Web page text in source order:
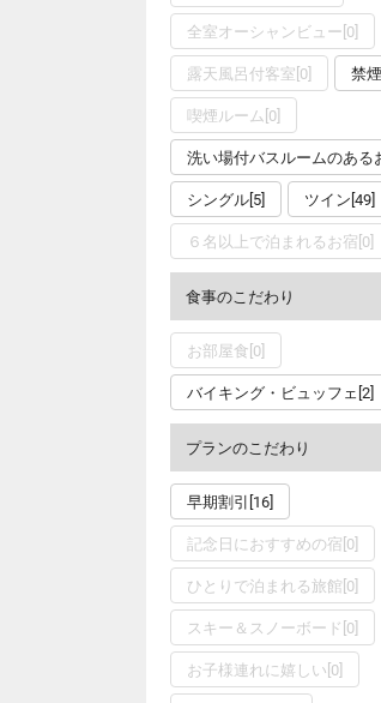
全室オーシャンビュー[0]
露天風呂付客室[0] 禁
喫煙ルーム[0]
洗い場付バスルームのある
シングル[5] ツイン[49]
６名以上で泊まれるお宿[0]
食事のこだわり
お部屋食[0]
バイキング・ビュッフェ[2]
プランのこだわり
早期割引[16]
記念日におすすめの宿[0]
ひとりで泊まれる旅館[0]
スキー＆スノーボード[0]
お子様連れに嬉しい[0]